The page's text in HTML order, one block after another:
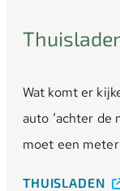
Wat komt er
auto ‘achter de
moet een
THUISLADEN